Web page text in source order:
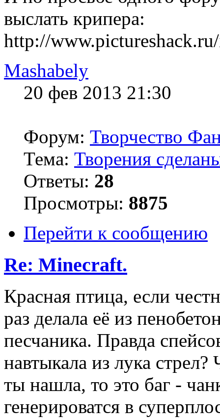
выслать крипера:
http://
Mashabely
20 фев 2013 21:30
Форум: Творчество
Тема: Творения
Ответы: 28
Просмотры: 8875
Перейти к сообщению
Re: Minecraft.
Красная птица, если
раз делала её из
песчаника. Правда
навтыкала из лука
ты нашла, то это баг -
генерироватся в